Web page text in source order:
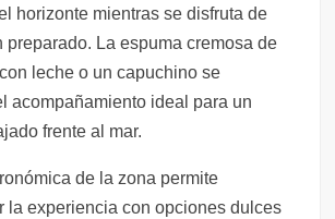
horizonte mientras se disfruta de
preparado. La espuma cremosa de
leche o un capuchino se
acompañamiento ideal para un
frente al mar.
de la zona permite
la experiencia con opciones dulces